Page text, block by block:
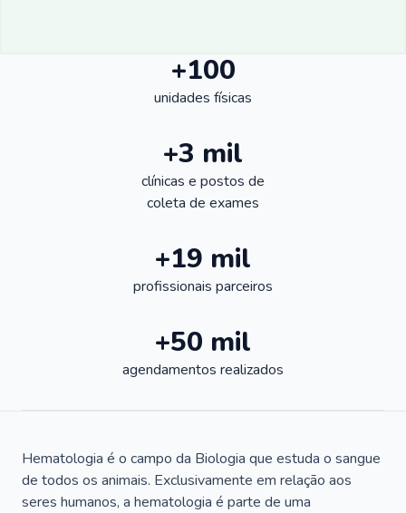
+100
unidades físicas
+3 mil
clínicas e postos de
coleta de exames
+19 mil
profissionais parceiros
+50 mil
agendamentos realizados
Hematologia é o campo da Biologia que estuda o sangue
de todos os animais. Exclusivamente em relação aos
seres humanos, a hematologia é parte de uma